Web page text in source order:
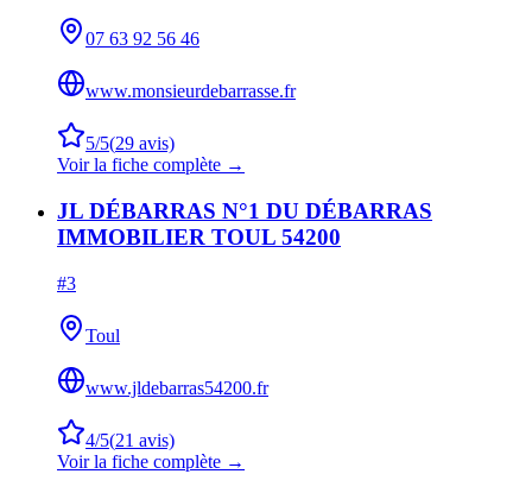
07 63 92 56 46
www.monsieurdebarrasse.fr
5/5(29 avis)
Voir la fiche complète →
JL DÉBARRAS N°1 DU DÉBARRAS
IMMOBILIER TOUL 54200
#3
Toul
www.jldebarras54200.fr
4/5(21 avis)
Voir la fiche complète →